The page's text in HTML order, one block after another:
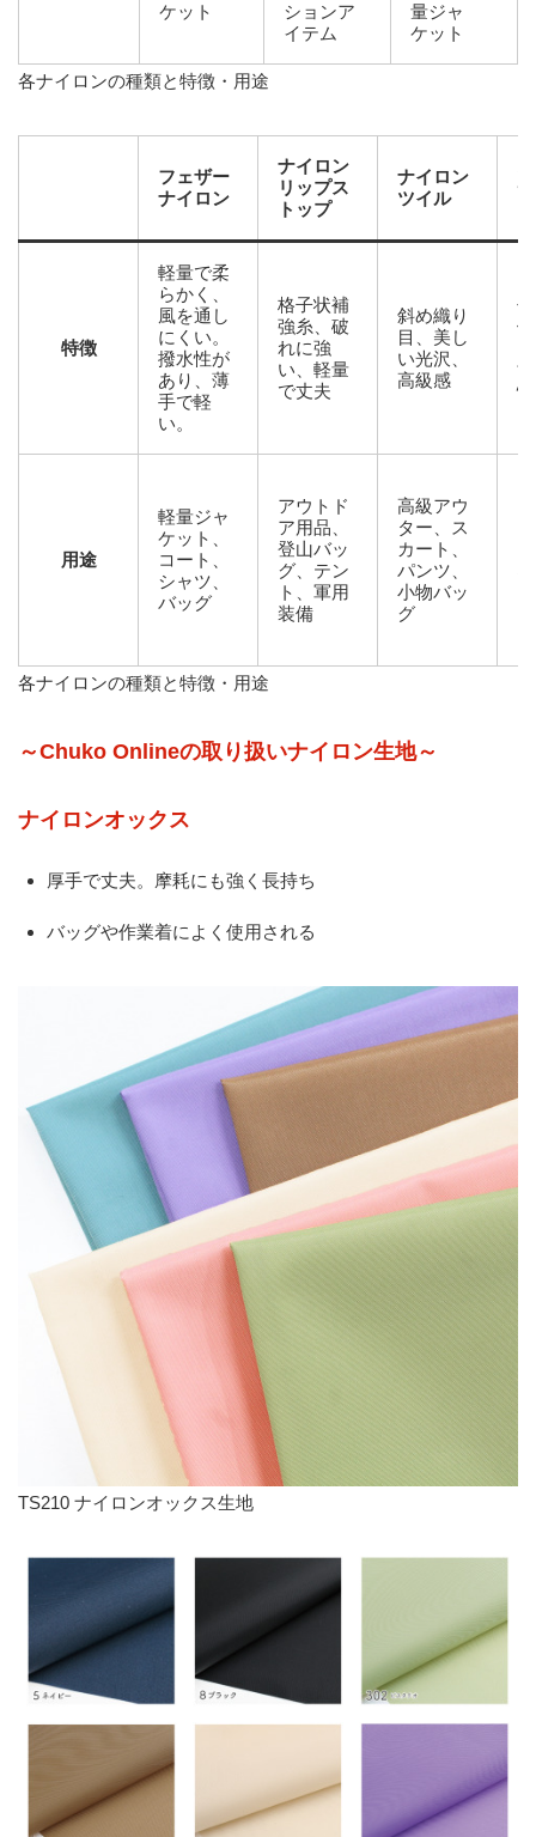
ケット
ションア
イテム
量ジャ
ケット
各ナイロンの種類と特徴・用途
フェザー
ナイロン
ナイロン
リップス
トップ
ナイロン
ツイル
特徴
軽量で柔
らかく、
風を通し
にくい。
撥水性が
あり、薄
手で軽
い。
格子状補
強糸、破
れに強
い、軽量
で丈夫
斜め織り
目、美し
い光沢、
高級感
性
用途
軽量ジャ
ケット、
コート、
シャツ、
バッグ
アウトド
ア用品、
登山バッ
グ、テン
ト、軍用
装備
高級アウ
ター、ス
カート、
パンツ、
小物バッ
グ
各ナイロンの種類と特徴・用途
～Chuko Onlineの取り扱いナイロン生地～
ナイロンオックス
厚手で丈夫。摩耗にも強く長持ち
バッグや作業着によく使用される
TS210 ナイロンオックス生地